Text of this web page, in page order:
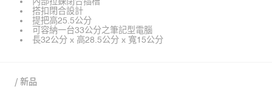
搭扣閉合設計
提把高25.5公分
可容納一台33公分之筆記型電腦
長32公分 x 高28.5公分 x 寬15公分
/ 新品